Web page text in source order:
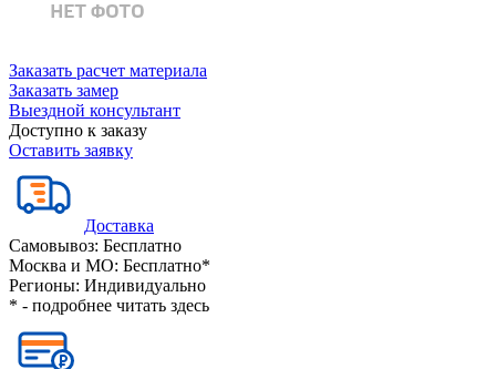
Заказать расчет материала
Заказать замер
Выездной консультант
Доступно к заказу
Оставить заявку
Доставка
Самовывоз: Бесплатно
Москва и МО: Бесплатно*
Регионы: Индивидуально
* - подробнее читать здесь